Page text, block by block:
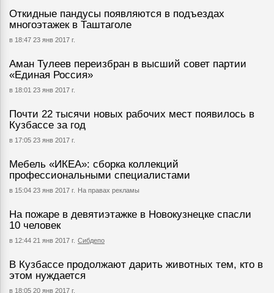
Откидные пандусы появляются в подъездах
многоэтажек в Таштаголе
в 18:47 23 янв 2017 г.
Аман Тулеев переизбран в высший совет партии
«Единая Россия»
в 18:01 23 янв 2017 г.
Почти 22 тысячи новых рабочих мест появилось в
Кузбассе за год
в 17:05 23 янв 2017 г.
Мебель «ИКЕА»: сборка коллекций
профессиональными специалистами
в 15:04 23 янв 2017 г. На правах рекламы
На пожаре в девятиэтажке в Новокузнецке спасли
10 человек
в 12:44 21 янв 2017 г. Сибдепо
В Кузбассе продолжают дарить животных тем, кто в
этом нуждается
в 18:05 20 янв 2017 г.